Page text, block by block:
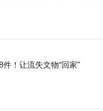
！让流失文物“回家”